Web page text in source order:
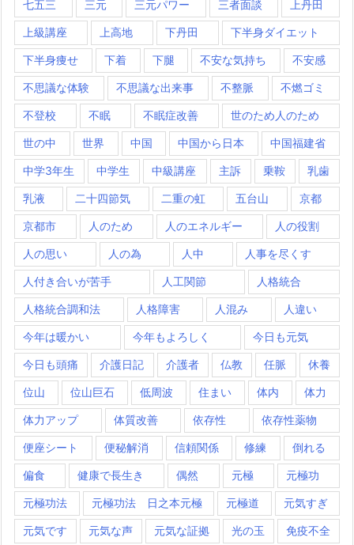
七五三 三元 三元パワー 三者面談 上丹田
上級講座 上高地 下丹田 下半身ダイエット
下半身痩せ 下着 下腿 不安な気持ち 不安感
不思議な体験 不思議な出来事 不整脈 不燃ゴミ
不登校 不眠 不眠症改善 世のため人のため
世の中 世界 中国 中国から日本 中国福建省
中学3年生 中学生 中級講座 主訴 乗鞍 乳歯
乳液 二十四節気 二重の虹 五台山 京都
京都市 人のため 人のエネルギー 人の役割
人の思い 人の為 人中 人事を尽くす
人付き合いが苦手 人工関節 人格統合
人格統合調和法 人格障害 人混み 人違い
今年は暖かい 今年もよろしく 今日も元気
今日も頭痛 介護日記 介護者 仏教 任脈 休養
位山 位山巨石 低周波 住まい 体内 体力
体力アップ 体質改善 依存性 依存性薬物
便座シート 便秘解消 信頼関係 修練 倒れる
偏食 健康で長生き 偶然 元極 元極功
元極功法 元極功法 日之本元極 元極道 元気すぎ
元気です 元気な声 元気な証拠 光の玉 免疫不全